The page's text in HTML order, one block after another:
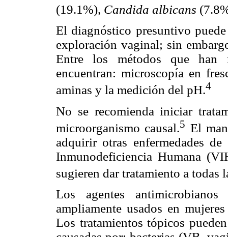
(19.1%), Candida albicans
El diagnóstico presuntivo
exploración vaginal; sin
Entre los métodos que han
encuentran: microscopía en
aminas y la medición del pH.4
No se recomienda iniciar
microorganismo causal.5 El
adquirir otras enfermedades
Inmunodeficiencia Humana
sugieren dar tratamiento a todas
Los agentes
ampliamente usados en
Los tratamientos tópicos